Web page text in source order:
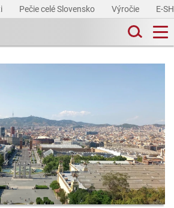
Pečie celé Slovensko Výročie E-